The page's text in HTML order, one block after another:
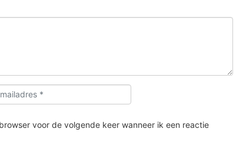
voor de volgende keer wanneer ik een reactie